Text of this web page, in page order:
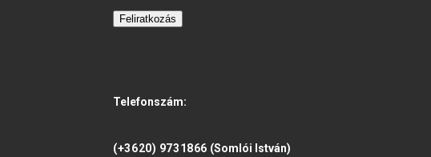
Feliratkozás
Telefonszám:
(+3620) 9731866 (Somlói István)